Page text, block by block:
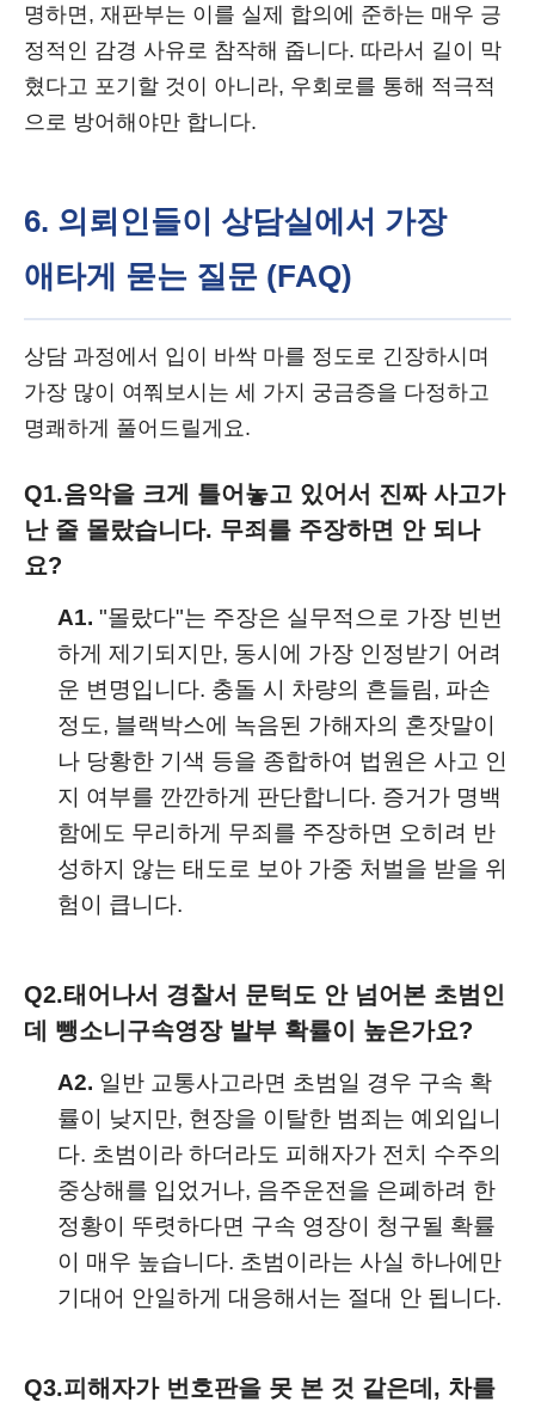
명하면, 재판부는 이를 실제 합의에 준하는 매우 긍
정적인 감경 사유로 참작해 줍니다. 따라서 길이 막
혔다고 포기할 것이 아니라, 우회로를 통해 적극적
으로 방어해야만 합니다.
6. 의뢰인들이 상담실에서 가장
애타게 묻는 질문 (FAQ)
상담 과정에서 입이 바싹 마를 정도로 긴장하시며
가장 많이 여쭤보시는 세 가지 궁금증을 다정하고
명쾌하게 풀어드릴게요.
Q1.음악을 크게 틀어놓고 있어서 진짜 사고가
난 줄 몰랐습니다. 무죄를 주장하면 안 되나
요?
A1. "몰랐다"는 주장은 실무적으로 가장 빈번
하게 제기되지만, 동시에 가장 인정받기 어려
운 변명입니다. 충돌 시 차량의 흔들림, 파손
정도, 블랙박스에 녹음된 가해자의 혼잣말이
나 당황한 기색 등을 종합하여 법원은 사고 인
지 여부를 깐깐하게 판단합니다. 증거가 명백
함에도 무리하게 무죄를 주장하면 오히려 반
성하지 않는 태도로 보아 가중 처벌을 받을 위
험이 큽니다.
Q2.태어나서 경찰서 문턱도 안 넘어본 초범인
데 뺑소니구속영장 발부 확률이 높은가요?
A2. 일반 교통사고라면 초범일 경우 구속 확
률이 낮지만, 현장을 이탈한 범죄는 예외입니
다. 초범이라 하더라도 피해자가 전치 수주의
중상해를 입었거나, 음주운전을 은폐하려 한
정황이 뚜렷하다면 구속 영장이 청구될 확률
이 매우 높습니다. 초범이라는 사실 하나에만
기대어 안일하게 대응해서는 절대 안 됩니다.
Q3.피해자가 번호판을 못 본 것 같은데, 차를